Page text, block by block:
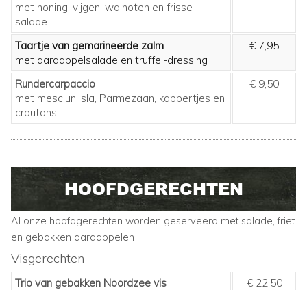
met honing, vijgen, walnoten en frisse
salade
Taartje van gemarineerde zalm
met aardappelsalade en truffel-dressing
€ 7,95
Rundercarpaccio
met mesclun, sla, Parmezaan, kappertjes en
croutons
€ 9,50
HOOFDGERECHTEN
Al onze hoofdgerechten worden geserveerd met salade, friet
en gebakken aardappelen
Visgerechten
Trio van gebakken Noordzee vis
€ 22,50